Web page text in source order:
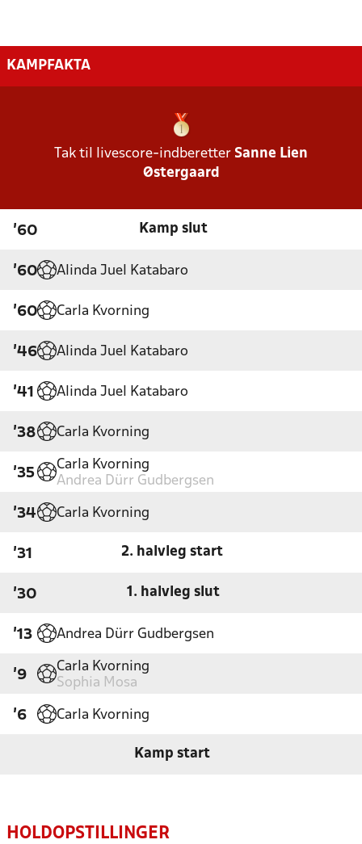
KAMPFAKTA
Tak til livescore-indberetter Sanne Lien
Østergaard
'60 Kamp slut
'60 Alinda Juel Katabaro
'60 Carla Kvorning
'46 Alinda Juel Katabaro
'41 Alinda Juel Katabaro
'38 Carla Kvorning
'35
Carla Kvorning
Andrea Dürr Gudbergsen
'34 Carla Kvorning
'31 2. halvleg start
'30 1. halvleg slut
'13 Andrea Dürr Gudbergsen
'9
Carla Kvorning
Sophia Mosa
'6 Carla Kvorning
Kamp start
HOLDOPSTILLINGER